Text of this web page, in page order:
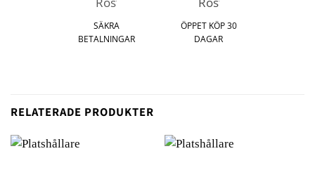
SÄKRA
BETALNINGAR
ÖPPET KÖP 30
DAGAR
RELATERADE PRODUKTER